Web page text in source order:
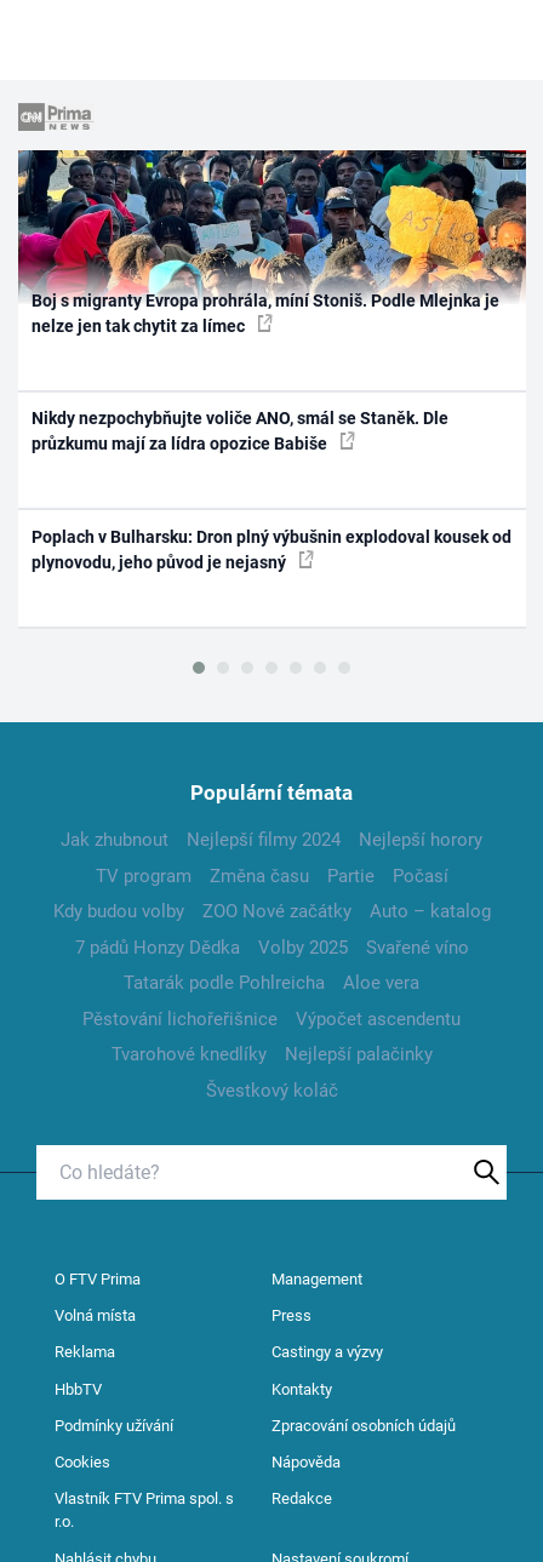
Boj s migranty Evropa prohrála, míní Stoniš. Podle Mlejnka je
nelze jen tak chytit za límec
Nikdy nezpochybňujte voliče ANO, smál se Staněk. Dle
průzkumu mají za lídra opozice Babiše
Poplach v Bulharsku: Dron plný výbušnin explodoval kousek od
plynovodu, jeho původ je nejasný
Populární témata
Jak zhubnout Nejlepší filmy 2024
Nejlepší horory
TV program
Změna času Partie
Počasí
Kdy budou volby
ZOO Nové začátky
Auto – katalog
7 pádů Honzy Dědka
Volby 2025
Svařené víno
Tatarák podle Pohlreicha
Aloe vera
Pěstování lichořeřišnice
Výpočet ascendentu
Tvarohové knedlíky
Nejlepší palačinky
Švestkový koláč
O FTV Prima Management
Volná místa Press
Reklama Castingy a výzvy
HbbTV Kontakty
Podmínky užívání Zpracování osobních údajů
Cookies Nápověda
Vlastník FTV Prima spol. s
r.o.
Redakce
Nahlásit chybu Nastavení soukromí